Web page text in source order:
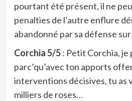
pourtant été présent, il ne
penalties de l’autre enflure
abandonné par sa défense
Corchia 5/5: Petit Corchia, je
parc’qu’avec ton apports
interventions décisives, tu as
milliers de roses…